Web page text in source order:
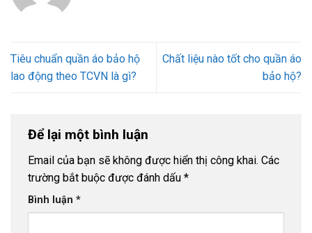
Tiêu chuẩn quần áo bảo hộ
lao động theo TCVN là gì?
Chất liệu nào tốt cho quần áo
bảo hộ?
Để lại một bình luận
Email của bạn sẽ không được hiển thị công khai. Các
trường bắt buộc được đánh dấu *
Bình luận *